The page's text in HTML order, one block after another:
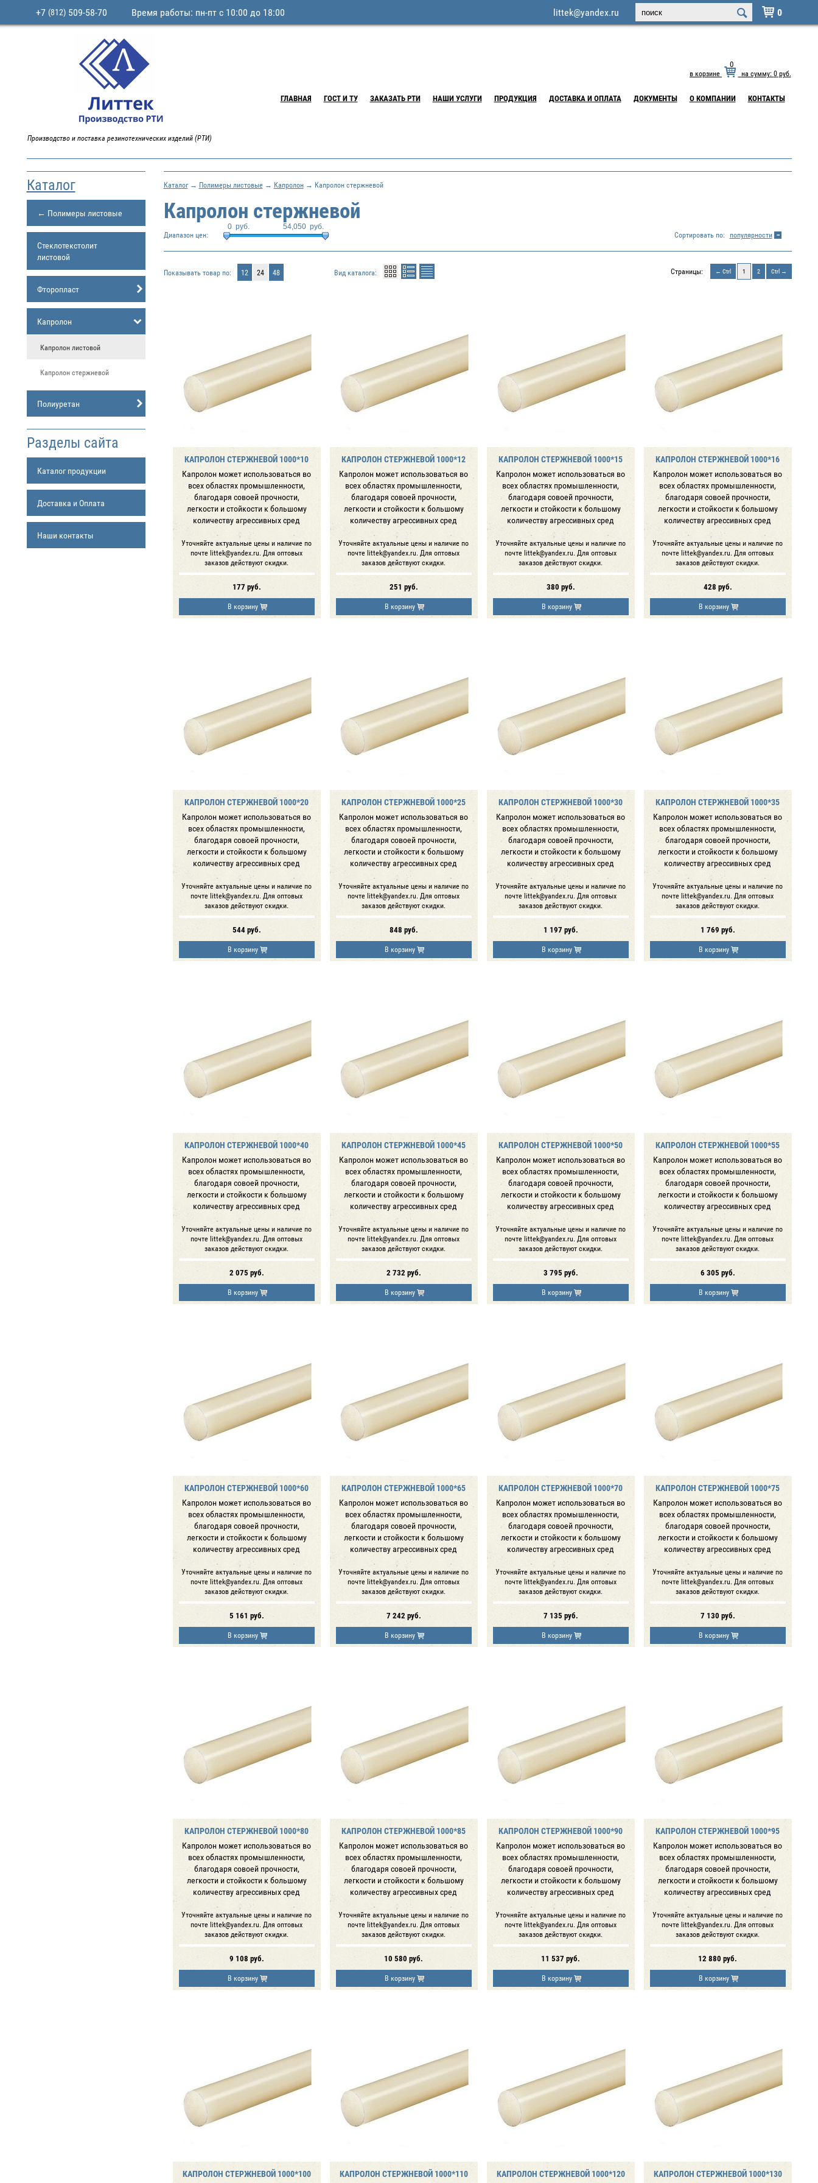
 0
+7 (812)509-58-70 Время работы: пн-пт с 10:00 до 18:00 littek@yandex.ru
Производство и поставка резинотехнических изделий (РТИ)
в корзине
0
на сумму: 0руб.
ГЛАВНАЯ ГОСТ И ТУ ЗАКАЗАТЬ РТИ НАШИ УСЛУГИ ПРОДУКЦИЯ ДОСТАВКА И ОПЛАТА ДОКУМЕНТЫ О КОМПАНИИ КОНТАКТЫ
Каталог
← Полимеры листовые
Стеклотекстолит
листовой
Фторопласт
Капролон
Капролон листовой
Капролон стержневой
Полиуретан
Разделы сайта
Каталог продукции
Доставка и Оплата
Наши контакты
Каталог→ Полимеры листовые→ Капролон→ Капролон стержневой
Капролон стержневой
Диапазон цен:
0руб. 54,050руб.
Сортировать по: популярности
Показывать товар по: 12 24 48 Вид каталога: Страницы: Ctrl 1 2 Ctrl
КАПРОЛОН СТЕРЖНЕВОЙ 1000*10
Капролон может использоваться во
всех областях промышленности,
благодаря совоей прочности,
легкости и стойкости к большому
количеству агрессивных сред
Уточняйте актуальные цены и наличие по
почте littek@yandex.ru. Для оптовых
заказов действуют скидки.
177 руб.
В корзину
КАПРОЛОН СТЕРЖНЕВОЙ 1000*12
Капролон может использоваться во
всех областях промышленности,
благодаря совоей прочности,
легкости и стойкости к большому
количеству агрессивных сред
Уточняйте актуальные цены и наличие по
почте littek@yandex.ru. Для оптовых
заказов действуют скидки.
251 руб.
В корзину
КАПРОЛОН СТЕРЖНЕВОЙ 1000*15
Капролон может использоваться во
всех областях промышленности,
благодаря совоей прочности,
легкости и стойкости к большому
количеству агрессивных сред
Уточняйте актуальные цены и наличие по
почте littek@yandex.ru. Для оптовых
заказов действуют скидки.
380 руб.
В корзину
КАПРОЛОН СТЕРЖНЕВОЙ 1000*16
Капролон может использоваться во
всех областях промышленности,
благодаря совоей прочности,
легкости и стойкости к большому
количеству агрессивных сред
Уточняйте актуальные цены и наличие по
почте littek@yandex.ru. Для оптовых
заказов действуют скидки.
428 руб.
В корзину
КАПРОЛОН СТЕРЖНЕВОЙ 1000*20
Капролон может использоваться во
всех областях промышленности,
благодаря совоей прочности,
легкости и стойкости к большому
количеству агрессивных сред
Уточняйте актуальные цены и наличие по
почте littek@yandex.ru. Для оптовых
заказов действуют скидки.
544руб.
В корзину
КАПРОЛОН СТЕРЖНЕВОЙ 1000*25
Капролон может использоваться во
всех областях промышленности,
благодаря совоей прочности,
легкости и стойкости к большому
количеству агрессивных сред
Уточняйте актуальные цены и наличие по
почте littek@yandex.ru. Для оптовых
заказов действуют скидки.
848 руб.
В корзину
КАПРОЛОН СТЕРЖНЕВОЙ 1000*30
Капролон может использоваться во
всех областях промышленности,
благодаря совоей прочности,
легкости и стойкости к большому
количеству агрессивных сред
Уточняйте актуальные цены и наличие по
почте littek@yandex.ru. Для оптовых
заказов действуют скидки.
1 197 руб.
В корзину
КАПРОЛОН СТЕРЖНЕВОЙ 1000*35
Капролон может использоваться во
всех областях промышленности,
благодаря совоей прочности,
легкости и стойкости к большому
количеству агрессивных сред
Уточняйте актуальные цены и наличие по
почте littek@yandex.ru. Для оптовых
заказов действуют скидки.
1 769 руб.
В корзину
КАПРОЛОН СТЕРЖНЕВОЙ 1000*40
Капролон может использоваться во
всех областях промышленности,
благодаря совоей прочности,
легкости и стойкости к большому
количеству агрессивных сред
Уточняйте актуальные цены и наличие по
почте littek@yandex.ru. Для оптовых
заказов действуют скидки.
2 075 руб.
В корзину
КАПРОЛОН СТЕРЖНЕВОЙ 1000*45
Капролон может использоваться во
всех областях промышленности,
благодаря совоей прочности,
легкости и стойкости к большому
количеству агрессивных сред
Уточняйте актуальные цены и наличие по
почте littek@yandex.ru. Для оптовых
заказов действуют скидки.
2 732 руб.
В корзину
КАПРОЛОН СТЕРЖНЕВОЙ 1000*50
Капролон может использоваться во
всех областях промышленности,
благодаря совоей прочности,
легкости и стойкости к большому
количеству агрессивных сред
Уточняйте актуальные цены и наличие по
почте littek@yandex.ru. Для оптовых
заказов действуют скидки.
3 795 руб.
В корзину
КАПРОЛОН СТЕРЖНЕВОЙ 1000*55
Капролон может использоваться во
всех областях промышленности,
благодаря совоей прочности,
легкости и стойкости к большому
количеству агрессивных сред
Уточняйте актуальные цены и наличие по
почте littek@yandex.ru. Для оптовых
заказов действуют скидки.
6 305 руб.
В корзину
КАПРОЛОН СТЕРЖНЕВОЙ 1000*60
Капролон может использоваться во
всех областях промышленности,
благодаря совоей прочности,
легкости и стойкости к большому
количеству агрессивных сред
Уточняйте актуальные цены и наличие по
почте littek@yandex.ru. Для оптовых
заказов действуют скидки.
5 161 руб.
В корзину
КАПРОЛОН СТЕРЖНЕВОЙ 1000*65
Капролон может использоваться во
всех областях промышленности,
благодаря совоей прочности,
легкости и стойкости к большому
количеству агрессивных сред
Уточняйте актуальные цены и наличие по
почте littek@yandex.ru. Для оптовых
заказов действуют скидки.
7 242 руб.
В корзину
КАПРОЛОН СТЕРЖНЕВОЙ 1000*70
Капролон может использоваться во
всех областях промышленности,
благодаря совоей прочности,
легкости и стойкости к большому
количеству агрессивных сред
Уточняйте актуальные цены и наличие по
почте littek@yandex.ru. Для оптовых
заказов действуют скидки.
7 135 руб.
В корзину
КАПРОЛОН СТЕРЖНЕВОЙ 1000*75
Капролон может использоваться во
всех областях промышленности,
благодаря совоей прочности,
легкости и стойкости к большому
количеству агрессивных сред
Уточняйте актуальные цены и наличие по
почте littek@yandex.ru. Для оптовых
заказов действуют скидки.
7 130 руб.
В корзину
КАПРОЛОН СТЕРЖНЕВОЙ 1000*80
Капролон может использоваться во
всех областях промышленности,
благодаря совоей прочности,
легкости и стойкости к большому
количеству агрессивных сред
Уточняйте актуальные цены и наличие по
почте littek@yandex.ru. Для оптовых
заказов действуют скидки.
9 108 руб.
В корзину
КАПРОЛОН СТЕРЖНЕВОЙ 1000*85
Капролон может использоваться во
всех областях промышленности,
благодаря совоей прочности,
легкости и стойкости к большому
количеству агрессивных сред
Уточняйте актуальные цены и наличие по
почте littek@yandex.ru. Для оптовых
заказов действуют скидки.
10 580 руб.
В корзину
КАПРОЛОН СТЕРЖНЕВОЙ 1000*90
Капролон может использоваться во
всех областях промышленности,
благодаря совоей прочности,
легкости и стойкости к большому
количеству агрессивных сред
Уточняйте актуальные цены и наличие по
почте littek@yandex.ru. Для оптовых
заказов действуют скидки.
11 537 руб.
В корзину
КАПРОЛОН СТЕРЖНЕВОЙ 1000*95
Капролон может использоваться во
всех областях промышленности,
благодаря совоей прочности,
легкости и стойкости к большому
количеству агрессивных сред
Уточняйте актуальные цены и наличие по
почте littek@yandex.ru. Для оптовых
заказов действуют скидки.
12 880 руб.
В корзину
КАПРОЛОН СТЕРЖНЕВОЙ 1000*100
КАПРОЛОН СТЕРЖНЕВОЙ 1000*110
КАПРОЛОН СТЕРЖНЕВОЙ 1000*120
КАПРОЛОН СТЕРЖНЕВОЙ 1000*130